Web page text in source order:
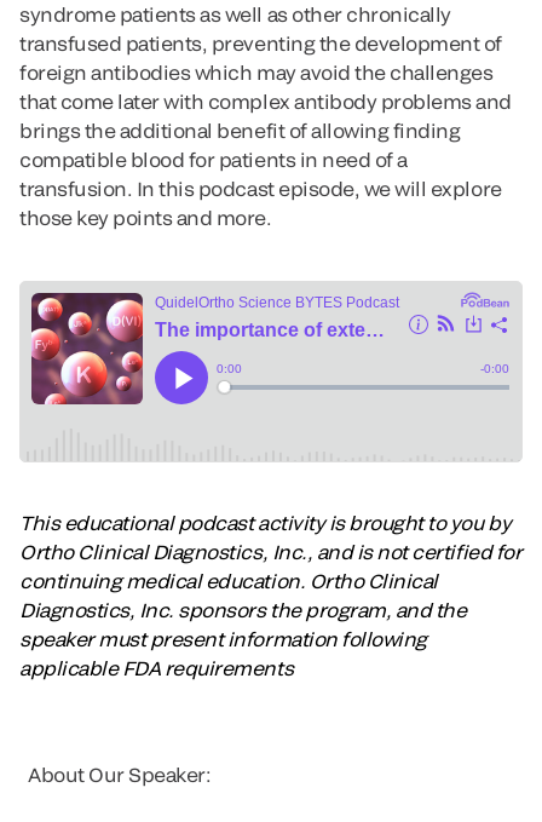
syndrome patients as well as other chronically
transfused patients, preventing the development of
foreign antibodies which may avoid the challenges
that come later with complex antibody problems and
brings the additional benefit of allowing finding
compatible blood for patients in need of a
transfusion. In this podcast episode, we will explore
those key points and more.
This educational podcast activity is brought to you by
Ortho Clinical Diagnostics, Inc., and is not certified for
continuing medical education. Ortho Clinical
Diagnostics, Inc. sponsors the program, and the
speaker must present information following
applicable FDA requirements
About Our Speaker: